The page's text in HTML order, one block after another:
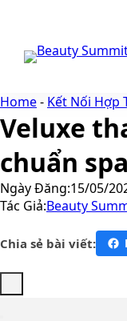
dung
Home- Kết Nối Hợp
Veluxe
chuẩn
Ngày Đăng:15/05/
Tác Giả:Beauty
Chia sẻ bài viết: